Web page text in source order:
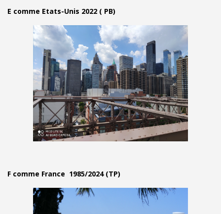
E comme Etats-Unis 2022 ( PB)
F comme France 1985/2024 (TP)